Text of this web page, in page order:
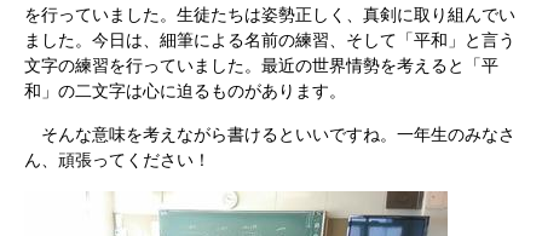
を行っていました。生徒たちは姿勢正しく、真剣に取り組んでい
ました。今日は、細筆による名前の練習、そして「平和」と言う
文字の練習を行っていました。最近の世界情勢を考えると「平
和」の二文字は心に迫るものがあります。
そんな意味を考えながら書けるといいですね。一年生のみなさ
ん、頑張ってください！